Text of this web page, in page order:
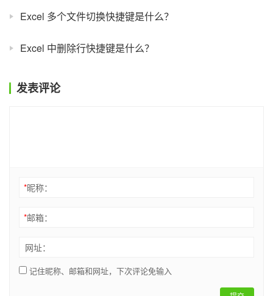
Excel 多个文件切换快捷键是什么？
Excel 中删除行快捷键是什么？
发表评论
*昵称：
*邮箱：
网址：
记住昵称、邮箱和网址，下次评论免输入